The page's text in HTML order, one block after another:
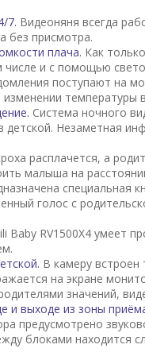
7. Видеоняня всегда
без присмотра.
плача. Как
и с помощью
поступают на
температуры
Система ночного
Незаметная
расплачется, а
малыша на
голос с
Baby RV1500X4 умеет
В камеру встроен
на экране
значений,
и выходе из зоны
предусмотрено
блоками находится